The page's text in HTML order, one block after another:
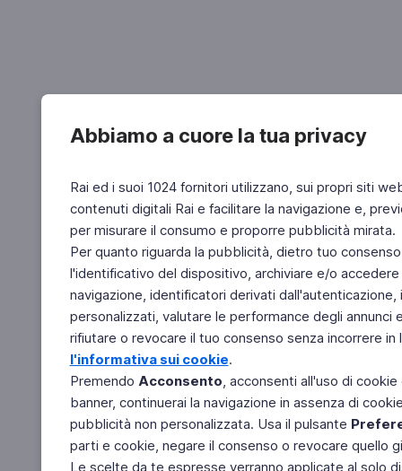
Abbiamo a cuore la tua privacy
Rai ed i suoi 1024 fornitori utilizzano, sui propri siti
contenuti digitali Rai e facilitare la navigazione e,
per misurare il consumo e proporre pubblicità mirata.
Per quanto riguarda la pubblicità, dietro tuo
l'identificativo del dispositivo, archiviare e/o
navigazione, identificatori derivati
personalizzati, valutare le performance degli
rifiutare o revocare il tuo consenso senza incorrere
l'informativa sui cookie.
Premendo Acconsento, acconsenti all'uso di
banner, continuerai la navigazione in assenza di
pubblicità non personalizzata. Usa il pulsante
parti e cookie, negare il consenso o revocare quello
Le scelte da te espresse verranno applicate al solo